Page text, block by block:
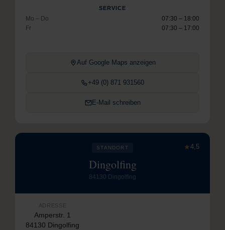
SERVICE
Mo – Do
07:30 – 18:00
Fr
07:30 – 17:00
Auf Google Maps anzeigen
+49 (0) 871 931560
E-Mail schreiben
★4,5
STANDORT
Dingolfing
84130 Dingolfing
ADRESSE
Amperstr. 1
84130 Dingolfing